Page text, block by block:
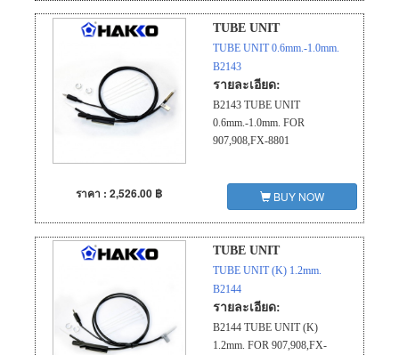
TUBE UNIT
TUBE UNIT 0.6mm.-1.0mm.
B2143
รายละเอียด:
B2143 TUBE UNIT
0.6mm.-1.0mm. FOR
907,908,FX-8801
ราคา : 2,526.00 ฿ BUY NOW
TUBE UNIT
TUBE UNIT (K) 1.2mm.
B2144
รายละเอียด:
B2144 TUBE UNIT (K)
1.2mm. FOR 907,908,FX-